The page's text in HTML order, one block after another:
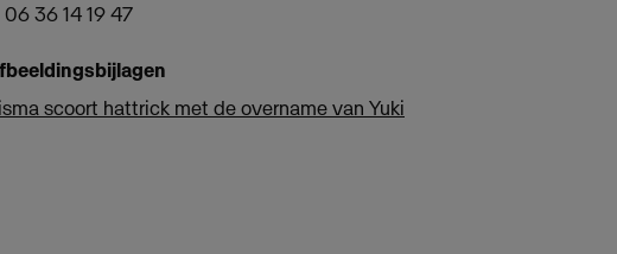
06 36 14 19 47
scoort hattrick met de overname van Yuki